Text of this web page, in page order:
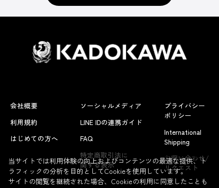
よくあるお問い合わせ
会社概要
利用規約
はじめての方へ
ソーシャルメディア
LINE IDの連携ガイド
FAQ
特定商取引法に
関する表示
プライバシー
ポリシー
International
Shipping
お問い合わせ/
リクエスト
当サイトでは利用体験の向上およびコンテンツの最適な提供、ト
ラフィックの分析を目的としてCookieを使用しています。
サイトの閲覧を継続された場合、Cookieの利用に同意したことも